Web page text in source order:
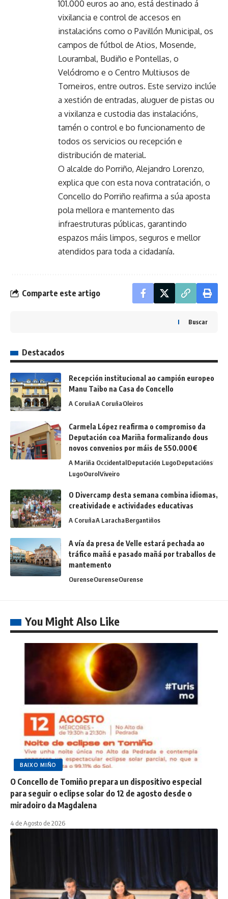
101.000 euros ao ano, está destinado á
vixilancia e control de accesos en
instalacións como o Pavillón Municipal, os
campos de fútbol de Atios, Mosende,
Lourambal, Budiño e Pontellas, o
Velódromo e o Centro Multiusos de
Torneiros, entre outros. Este servizo inclúe
a xestión de entradas, aluguer de pistas ou
a vixilanza e custodia das instalacións,
tamén o control e bo funcionamento de
todos os servicios ou recepción e
distribución de material.
O alcalde do Porriño, Alejandro Lorenzo,
explica que con esta nova contratación, o
Concello do Porriño reafirma a súa aposta
pola mellora e mantemento das
infraestruturas públicas, garantindo
espazos máis limpos, seguros e mellor
atendidos para toda a cidadanía.
Comparte este artigo
Buscar
Destacados
Recepción institucional ao campión europeo
Manu Taibo na Casa do Concello
A CoruñaA CoruñaOleiros
Carmela López reafirma o compromiso da
Deputación coa Mariña formalizando dous
novos convenios por máis de 550.000€
A Mariña OccidentalDeputación LugoDeputacións
LugoOurolViveiro
O Divercamp desta semana combina idiomas,
creatividade e actividades educativas
A CoruñaA LarachaBergantiños
A vía da presa de Velle estará pechada ao
tráfico mañá e pasado mañá por traballos de
mantemento
OurenseOurenseOurense
You Might Also Like
BAIXO MIÑO
O Concello de Tomiño prepara un dispositivo especial
para seguir o eclipse solar do 12 de agosto desde o
miradoiro da Magdalena
4 de Agosto de 2026